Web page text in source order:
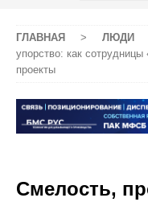
ГЛАВНАЯ > ЛЮДИ
упорство: как
проекты
Смелость,